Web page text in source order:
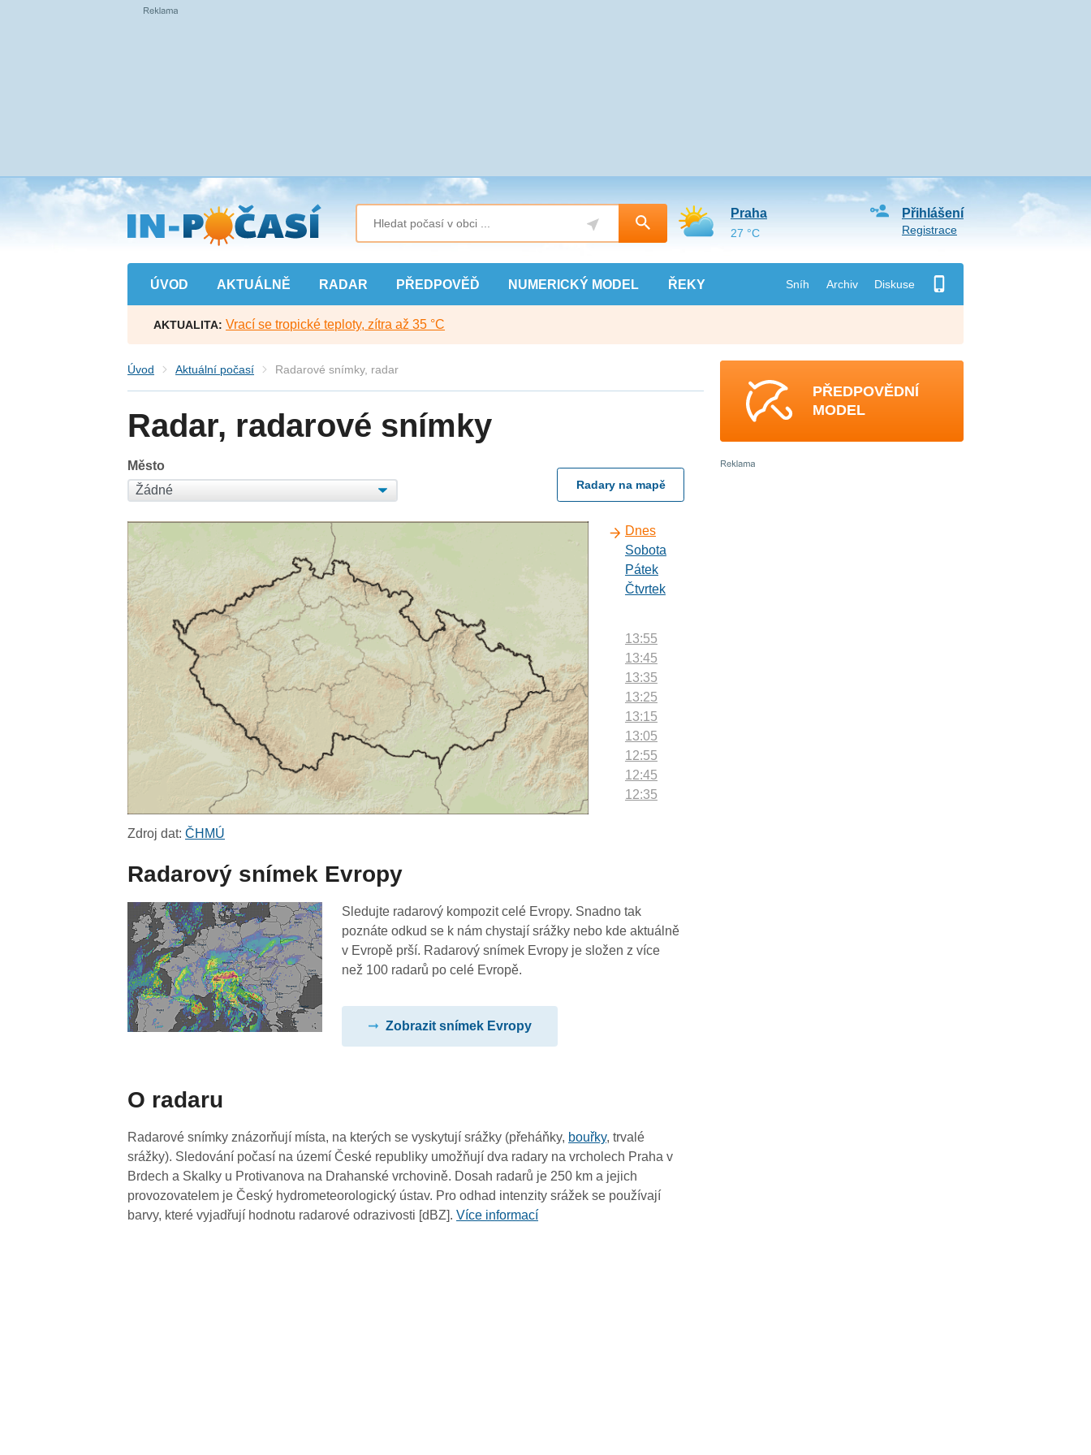
Přejít
na
hlavní
obsah
ÚVOD AKTUÁLNĚ RADAR PŘEDPOVĚĎ NUMERICKÝ MODEL ŘEKY Sníh Archiv Diskuse
Přihlášení
Registrace
Praha
27 °C
AKTUALITA: Vrací se tropické teploty, zítra až 35 °C
Úvod Aktuální počasí Radarové snímky, radar
Radar, radarové snímky
Město
Radary na mapě
Dnes
Sobota
Pátek
Čtvrtek
13:55
13:45
13:35
13:25
13:15
13:05
12:55
12:45
12:35
11:35
11:25
11:15
09:35
09:25
09:15
09:05
Zdroj dat:ČHMÚ
Radarový snímek Evropy
Sledujte radarový kompozit celé Evropy. Snadno tak
poznáte odkud se k nám chystají srážky nebo kde aktuálně
v Evropě prší. Radarový snímek Evropy je složen z více
než 100 radarů po celé Evropě.
Zobrazit snímek Evropy
O radaru
Radarové snímky znázorňují místa, na kterých se vyskytují srážky (přeháňky, bouřky, trvalé
srážky). Sledování počasí na území České republiky umožňují dva radary na vrcholech Praha v
Brdech a Skalky u Protivanova na Drahanské vrchovině. Dosah radarů je 250 km a jejich
provozovatelem je Český hydrometeorologický ústav. Pro odhad intenzity srážek se používají
barvy, které vyjadřují hodnotu radarové odrazivosti [dBZ].Více informací
PŘEDPOVĚDNÍ
MODEL